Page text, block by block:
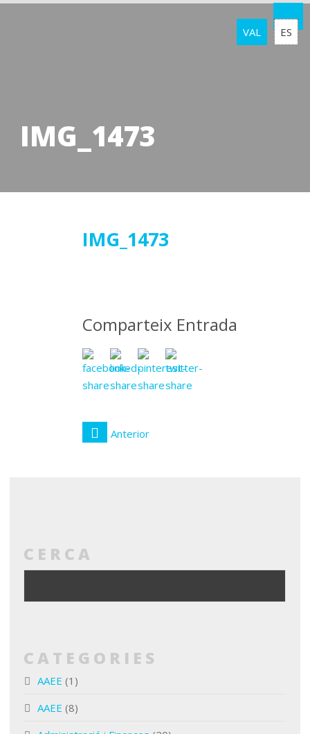
VAL ES
IMG_1473
IMG_1473
Comparteix Entrada
Anterior
CERCA
CATEGORIES
AAEE (1)
AAEE (8)